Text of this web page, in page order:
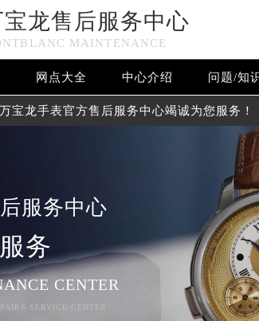
龙售后服务中心
MAINTENANCE
网点大全 中心介绍 问题/知
万宝龙手表官方售后服务中心竭诚为您服务！
服务中心
务
CENTER
SERVICE CENTER